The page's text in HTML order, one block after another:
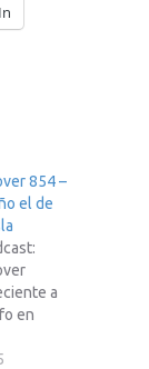
854 –
el de
a
en